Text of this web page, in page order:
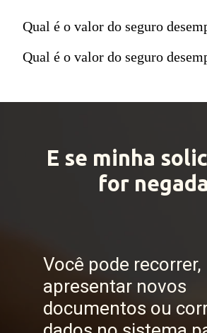
Qual é o valor do seguro
Qual é o valor do seguro
E se minha
for
Você pode recorrer,
apresentar novos
documentos ou